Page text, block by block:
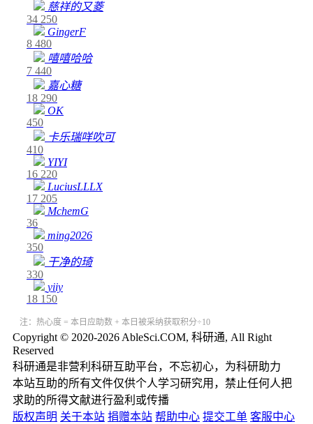
慈祥的又菱
34 250
GingerF
8 480
嘻嘻哈哈
7 440
嘉心糖
18 290
OK
450
卡乐瑞咩吹可
410
YIYI
16 220
LuciusLLLX
17 205
MchemG
36
ming2026
350
干净的琦
330
yiiy
18 150
注：热心度 = 本日应助数 + 本日被采纳获取积分÷10
Copyright © 2020-2026 AbleSci.COM, 科研通, All Right
Reserved
科研通是非营利科研互助平台，不忘初心，为科研助力
本站互助的所有文件仅供个人学习研究用，禁止任何人把
求助的所得文献进行盈利或传播
版权声明 关于本站 捐赠本站 帮助中心 提交工单 客服中心